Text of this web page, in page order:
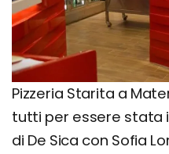
Pizzeria Starita a
tutti per essere stata
di De Sica con Sofia